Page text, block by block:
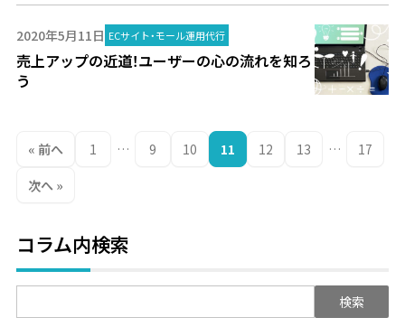
2020年5月11日 ECサイト・モール運用代行
売上アップの近道！ユーザーの心の流れを知ろ
う
ジ
送
り
« 前へ 1 … 9 10 11 12 13 …
17
次へ »
コラム内検索
索: